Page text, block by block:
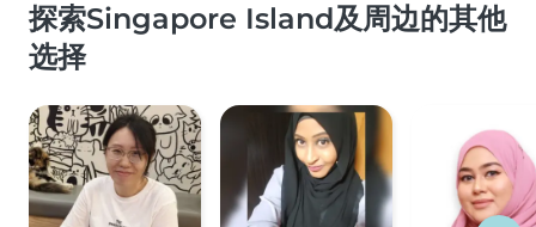
探索Singapore Island及周边的其他
选择